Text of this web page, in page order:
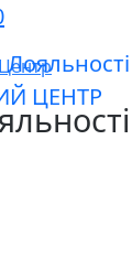
ЦЕНТР